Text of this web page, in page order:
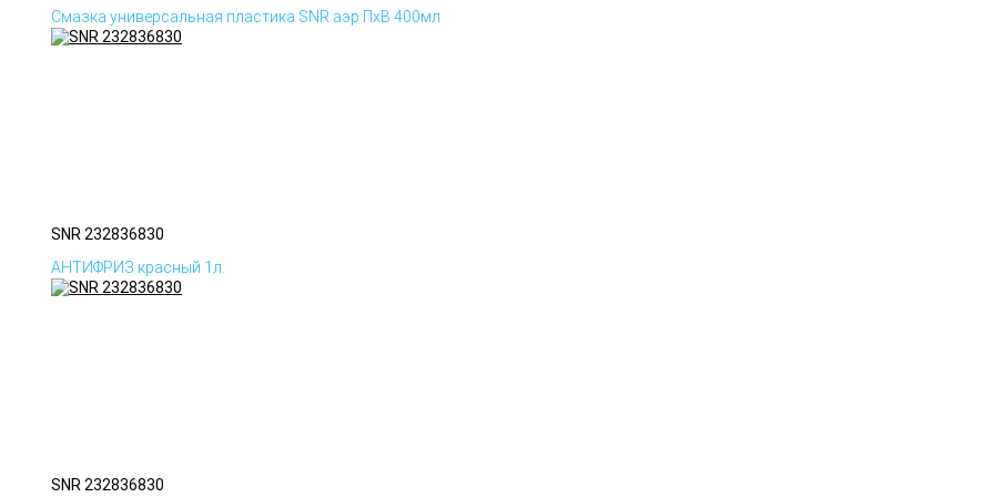
Смазка универсальная пластика SNR аэр ПхВ 400мл
SNR 232836830
АНТИФРИЗ красный 1л.
SNR 232836830